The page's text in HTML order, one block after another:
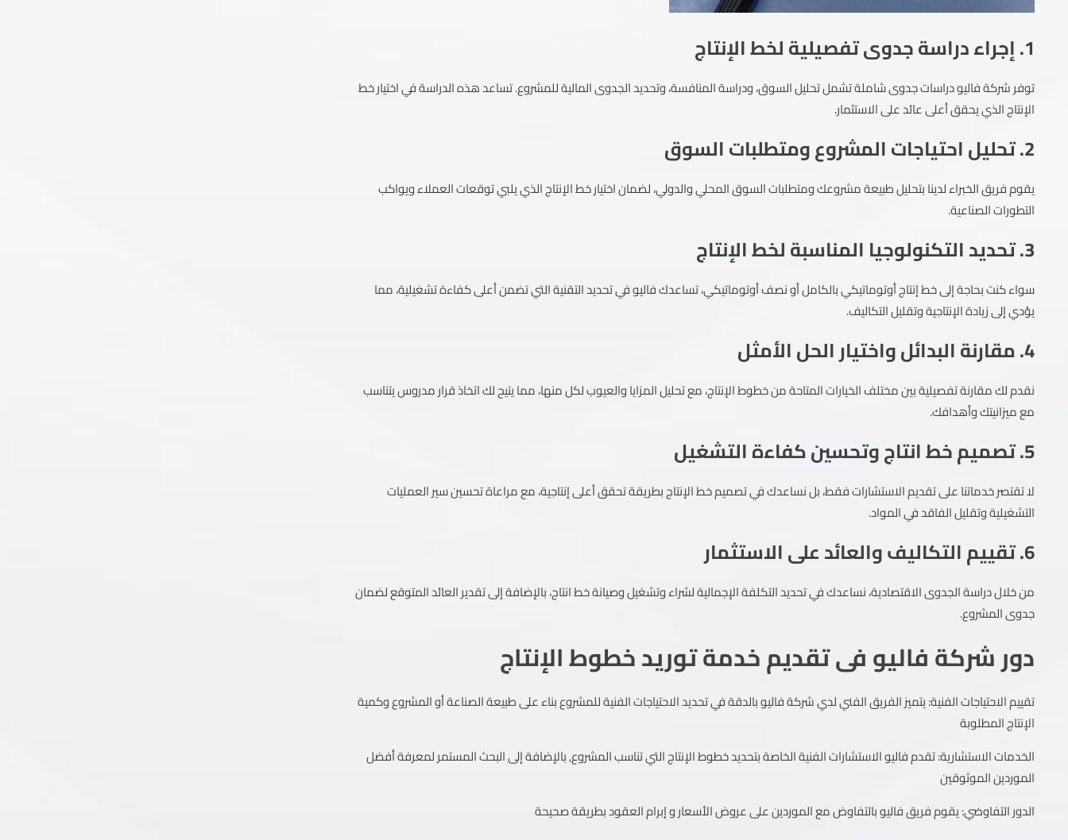
1. إجراء دراسة جدوى تفصيلية لخط الإنتاج
توفر شركة فاليو دراسات جدوى شاملة تشمل تحليل السوق، ودراسة المنافسة، وتحديد الجدوى المالية للمشروع. تساعد هذه الدراسة في اختيار خط
الإنتاج الذي يحقق أعلى عائد على الاستثمار.
2. تحليل احتياجات المشروع ومتطلبات السوق
يقوم فريق الخبراء لدينا بتحليل طبيعة مشروعك ومتطلبات السوق المحلي والدولي، لضمان اختيار خط الإنتاج الذي يلبي توقعات العملاء ويواكب
التطورات الصناعية.
3. تحديد التكنولوجيا المناسبة لخط الإنتاج
سواء كنت بحاجة إلى خط إنتاج أوتوماتيكي بالكامل أو نصف أوتوماتيكي، تساعدك فاليو في تحديد التقنية التي تضمن أعلى كفاءة تشغيلية، مما
يؤدي إلى زيادة الإنتاجية وتقليل التكاليف.
4. مقارنة البدائل واختيار الحل الأمثل
نقدم لك مقارنة تفصيلية بين مختلف الخيارات المتاحة من خطوط الإنتاج، مع تحليل المزايا والعيوب لكل منها، مما يتيح لك اتخاذ قرار مدروس يتناسب
مع ميزانيتك وأهدافك.
5. تصميم خط انتاج وتحسين كفاءة التشغيل
لا تقتصر خدماتنا على تقديم الاستشارات فقط، بل نساعدك في تصميم خط الإنتاج بطريقة تحقق أعلى إنتاجية، مع مراعاة تحسين سير العمليات
التشغيلية وتقليل الفاقد في المواد.
6. تقييم التكاليف والعائد على الاستثمار
من خلال دراسة الجدوى الاقتصادية، نساعدك في تحديد التكلفة الإجمالية لشراء وتشغيل وصيانة خط انتاج، بالإضافة إلى تقدير العائد المتوقع لضمان
جدوى المشروع.
دور شركة فاليو فى تقديم خدمة توريد خطوط الإنتاج
تقييم الاحتياجات الفنية: يتميز الفريق الفني لدي شركة فاليو بالدقة في تحديد الاحتياجات الفنية للمشروع بناء على طبيعة الصناعة أو المشروع وكمية
الإنتاج المطلوبة
الخدمات الاستشارية: تقدم فاليو الاستشارات الفنية الخاصة بتحديد خطوط الإنتاج التي تناسب المشروع, بالإضافة إلى البحث المستمر لمعرفة أفضل
الموردين الموثوقين
الدور التفاوضي: يقوم فريق فاليو بالتفاوض مع الموردين على عروض الأسعار و إبرام العقود بطريقة صحيحة